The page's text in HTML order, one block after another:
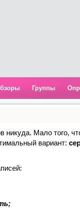
Группы
никуда. Мало того,
вариант: